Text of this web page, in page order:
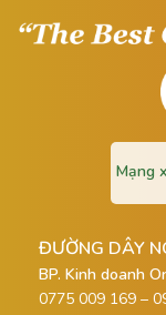
Mạng
ĐƯỜNG DÂY
BP. Kinh doanh
0775 009 169 –